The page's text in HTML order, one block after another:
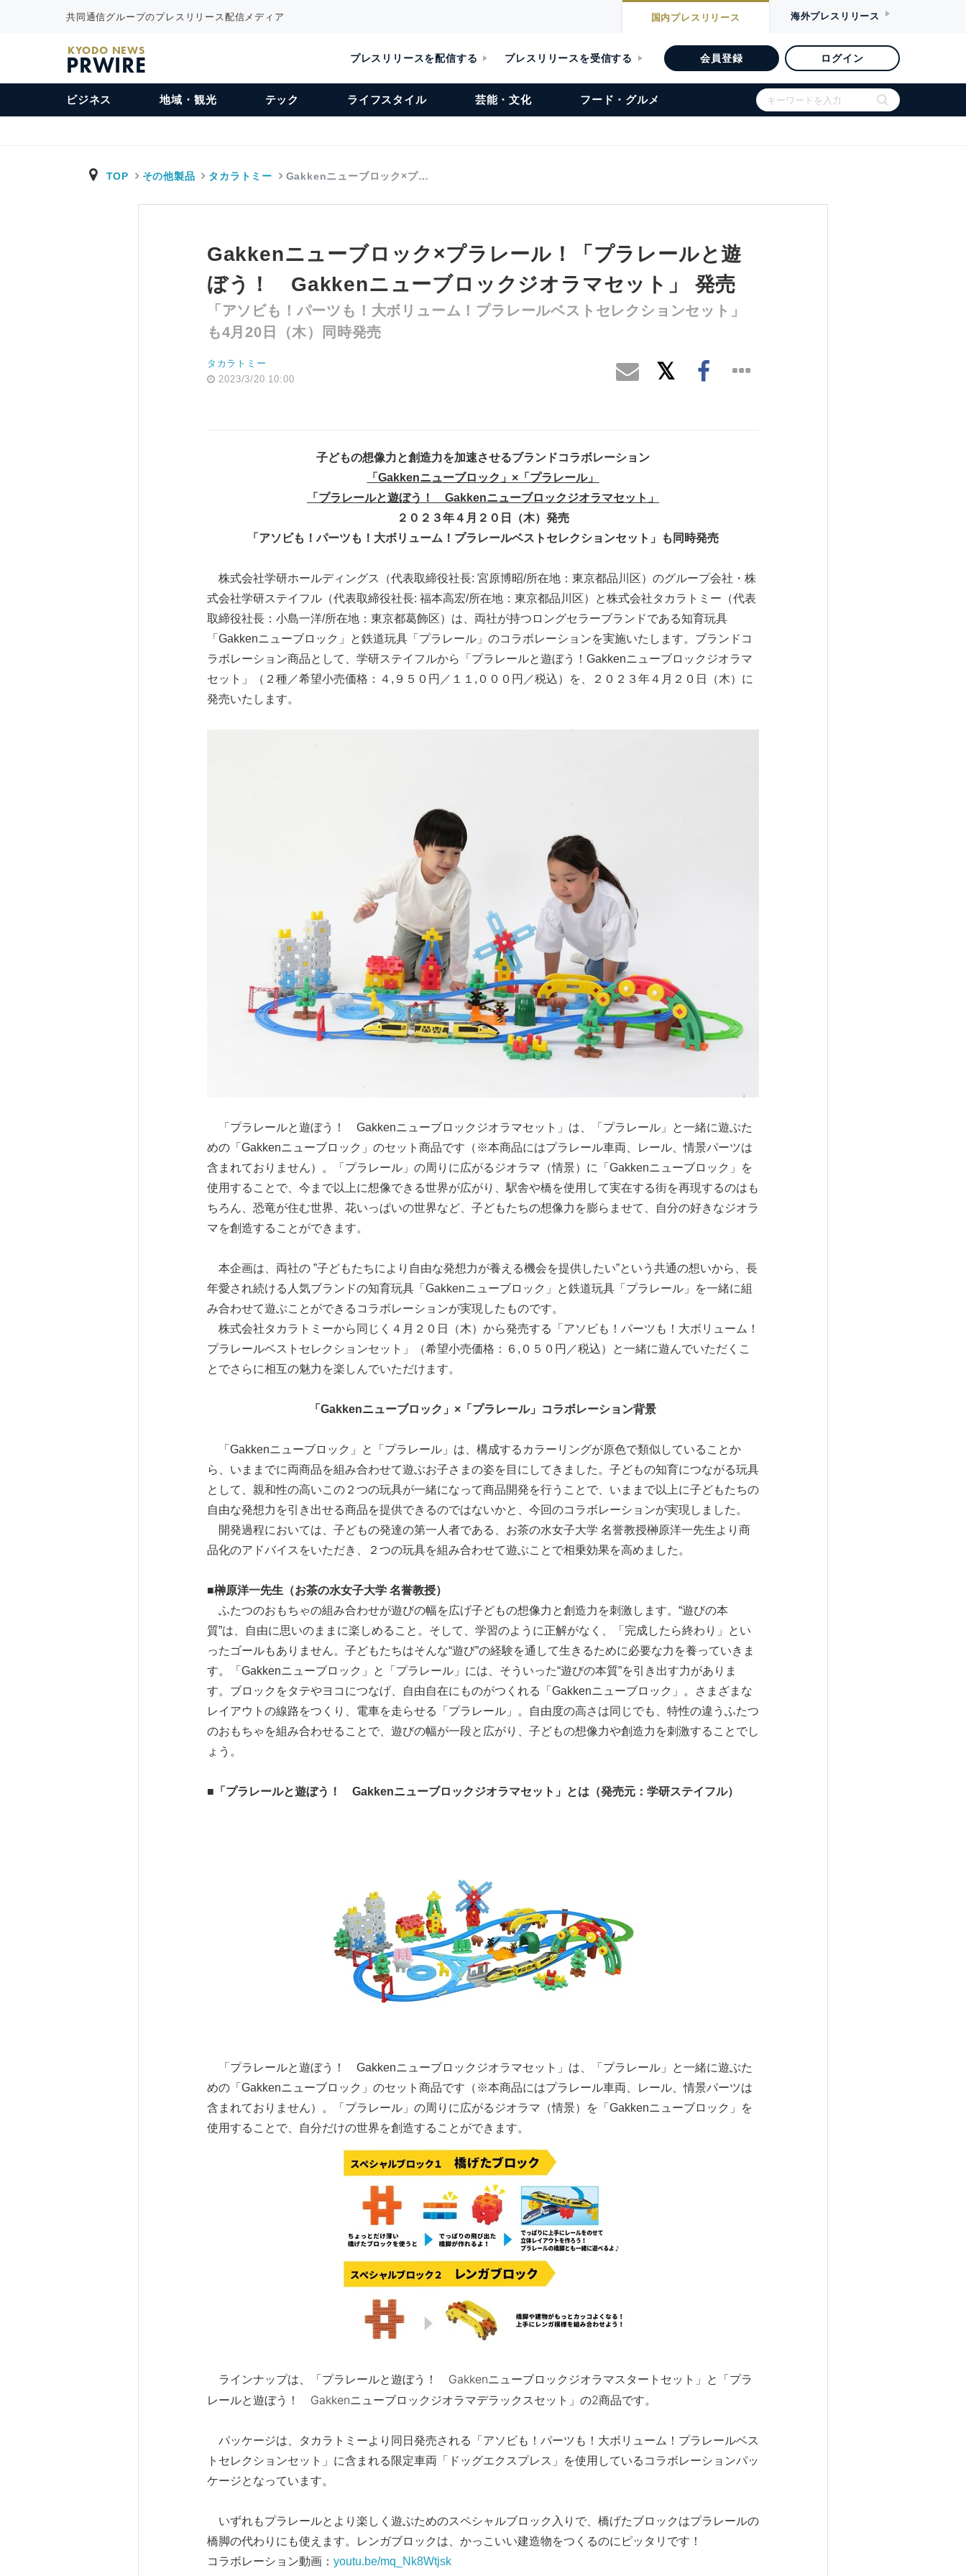
共同通信グループのプレスリリース配信メディア 国内プレスリリース 海外プレスリリース
KYODO NEWS
PRWIRE プレスリリースを配信する プレスリリースを受信する 会員登録 ログイン
ビジネス 地域・観光 テック ライフスタイル 芸能・文化 フード・グルメ
TOP その他製品 タカラトミー Gakkenニューブロック×プ…
Gakkenニューブロック×プラレール！「プラレールと遊
ぼう！ Gakkenニューブロックジオラマセット」 発売
「アソビも！パーツも！大ボリューム！プラレールベストセレクションセット」
も4月20日（木）同時発売
タカラトミー
2023/3/20 10:00
子どもの想像力と創造力を加速させるブランドコラボレーション
「Gakkenニューブロック」 × 「プラレール」
「プラレールと遊ぼう！ Gakkenニューブロックジオラマセット」
２０２３年４月２０日（木） 発売
「アソビも！パーツも！大ボリューム！プラレールベストセレクションセット」も同時発売
株式会社学研ホールディングス（代表取締役社長: 宮原博昭/所在地：東京都品川区）のグループ会社・株
式会社学研ステイフル（代表取締役社長: 福本高宏/所在地：東京都品川区）と株式会社タカラトミー（代表
取締役社長：小島一洋/所在地：東京都葛飾区）は、両社が持つロングセラーブランドである知育玩具
「Gakkenニューブロック」と鉄道玩具「プラレール」のコラボレーションを実施いたします。ブランドコ
ラボレーション商品として、学研ステイフルから「プラレールと遊ぼう！Gakkenニューブロックジオラマ
セット」（２種／希望小売価格：４,９５０円／１１,０００円／税込）を、２０２３年４月２０日（木）に
発売いたします。
「プラレールと遊ぼう！ Gakkenニューブロックジオラマセット」は、「プラレール」と一緒に遊ぶた
めの「Gakkenニューブロック」のセット商品です（※本商品にはプラレール車両、レール、情景パーツは
含まれておりません）。「プラレール」の周りに広がるジオラマ（情景）に「Gakkenニューブロック」を
使用することで、今まで以上に想像できる世界が広がり、駅舎や橋を使用して実在する街を再現するのはも
ちろん、恐竜が住む世界、花いっぱいの世界など、子どもたちの想像力を膨らませて、自分の好きなジオラ
マを創造することができます。
本企画は、両社の ”子どもたちにより自由な発想力が養える機会を提供したい”という共通の想いから、長
年愛され続ける人気ブランドの知育玩具「Gakkenニューブロック」と鉄道玩具「プラレール」を一緒に組
み合わせて遊ぶことができるコラボレーションが実現したものです。
株式会社タカラトミーから同じく４月２０日（木）から発売する「アソビも！パーツも！大ボリューム！
プラレールベストセレクションセット」（希望小売価格：６,０５０円／税込）と一緒に遊んでいただくこ
とでさらに相互の魅力を楽しんでいただけます。
「Gakkenニューブロック」×「プラレール」コラボレーション背景
「Gakkenニューブロック」と「プラレール」は、構成するカラーリングが原色で類似していることか
ら、いままでに両商品を組み合わせて遊ぶお子さまの姿を目にしてきました。子どもの知育につながる玩具
として、親和性の高いこの２つの玩具が一緒になって商品開発を行うことで、いままで以上に子どもたちの
自由な発想力を引き出せる商品を提供できるのではないかと、今回のコラボレーションが実現しました。
開発過程においては、子どもの発達の第一人者である、お茶の水女子大学 名誉教授榊原洋一先生より商
品化のアドバイスをいただき、２つの玩具を組み合わせて遊ぶことで相乗効果を高めました。
■榊原洋一先生（お茶の水女子大学 名誉教授）
ふたつのおもちゃの組み合わせが遊びの幅を広げ子どもの想像力と創造力を刺激します。“遊びの本
質”は、自由に思いのままに楽しめること。そして、学習のように正解がなく、「完成したら終わり」とい
ったゴールもありません。子どもたちはそんな“遊び”の経験を通して生きるために必要な力を養っていきま
す。「Gakkenニューブロック」と「プラレール」には、そういった“遊びの本質”を引き出す力がありま
す。ブロックをタテやヨコにつなげ、自由自在にものがつくれる「Gakkenニューブロック」。さまざまな
レイアウトの線路をつくり、電車を走らせる「プラレール」。自由度の高さは同じでも、特性の違うふたつ
のおもちゃを組み合わせることで、遊びの幅が一段と広がり、子どもの想像力や創造力を刺激することでし
ょう。
■ 「プラレールと遊ぼう！ Gakkenニューブロックジオラマセット」とは（発売元：学研ステイフル）
「プラレールと遊ぼう！ Gakkenニューブロックジオラマセット」は、「プラレール」と一緒に遊ぶた
めの「Gakkenニューブロック」のセット商品です（※本商品にはプラレール車両、レール、情景パーツは
含まれておりません）。「プラレール」の周りに広がるジオラマ（情景）を「Gakkenニューブロック」を
使用することで、自分だけの世界を創造することができます。
ラインナップは、「プラレールと遊ぼう！ Gakkenニューブロックジオラマスタートセット」と「プラ
レールと遊ぼう！ Gakkenニューブロックジオラマデラックスセット」の2商品です。
パッケージは、タカラトミーより同日発売される「アソビも！パーツも！大ボリューム！プラレールベス
トセレクションセット」に含まれる限定車両「ドッグエクスプレス」を使用しているコラボレーションパッ
ケージとなっています。
いずれもプラレールとより楽しく遊ぶためのスペシャルブロック入りで、橋げたブロックはプラレールの
橋脚の代わりにも使えます。レンガブロックは、かっこいい建造物をつくるのにピッタリです！
コラボレーション動画： youtu.be/mq_Nk8Wtjsk
Japanese
English